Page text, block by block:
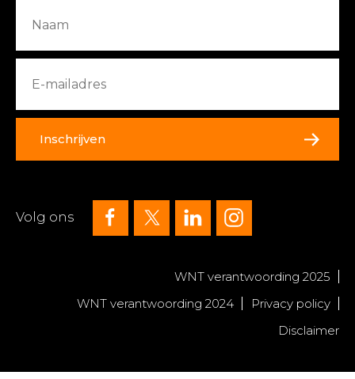
Inschrijven
Volg ons
WNT verantwoording 2025
WNT verantwoording 2024
Privacy policy
Disclaimer